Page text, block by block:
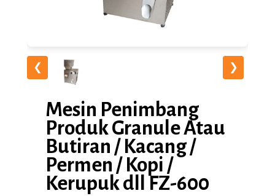
❮ ❯
Mesin Penimbang
Produk Granule Atau
Butiran / Kacang /
Permen / Kopi /
Kerupuk dll FZ-600